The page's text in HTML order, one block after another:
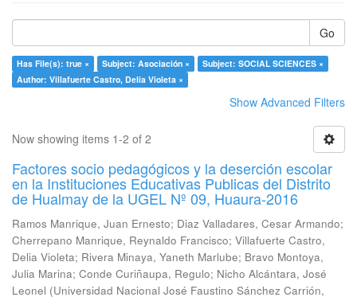
Go
Has File(s): true × Subject: Asociación ×
Subject: SOCIAL SCIENCES ×
Author: Villafuerte Castro, Delia Violeta ×
Show Advanced Filters
Now showing items 1-2 of 2
Factores socio pedagógicos y la deserción escolar
en la Instituciones Educativas Publicas del Distrito
de Hualmay de la UGEL Nº 09, Huaura-2016
Ramos Manrique, Juan Ernesto; Diaz Valladares, Cesar Armando;
Cherrepano Manrique, Reynaldo Francisco; Villafuerte Castro,
Delia Violeta; Rivera Minaya, Yaneth Marlube; Bravo Montoya,
Julia Marina; Conde Curiñaupa, Regulo; Nicho Alcántara, José
Leonel (Universidad Nacional José Faustino Sánchez Carrión,